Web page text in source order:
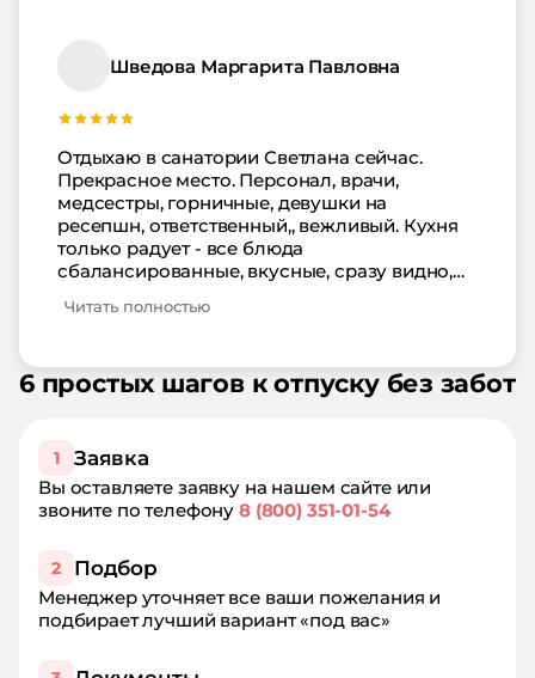
незабываемые впечатления, осталась очень
довольна и обязательно приеду сюда еще
Шведова Маргарита Павловна
Отдыхаю в санатории Светлана сейчас.
Прекрасное место. Персонал, врачи,
медсестры, горничные, девушки на
ресепшн, ответственный,, вежливый. Кухня
только радует - все блюда
сбалансированные, вкусные, сразу видно,
прекрасно, буду возвращаться сама и
Читать полностью
6 простых шагов к отпуску без забот
1 Заявка
Вы оставляете заявку на нашем сайте или
звоните по телефону8 (800) 351-01-54
2 Подбор
Менеджер уточняет все ваши пожелания и
подбирает лучший вариант «под вас»